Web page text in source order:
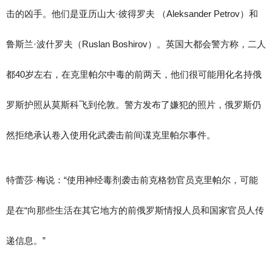
击的凶手。他们是亚历山大·彼得罗夫 （Aleksander Petrov）和
鲁斯兰·波什罗夫（Ruslan Boshirov）。英国大都会警方称，二人
都40岁左右，在克里帕尔中毒的前两天，他们很可能用化名持俄
罗斯护照从莫斯科飞到伦敦。警方发布了嫌犯的照片，俄罗斯仍
然拒绝承认卷入使用化武袭击前间谍克里帕尔事件。
特蕾莎·梅说：“使用神经毒剂袭击前克格勃官员克里帕尔，可能
是在“向那些生活在其它地方的前俄罗斯情报人员和国家官员人传
递信息。”